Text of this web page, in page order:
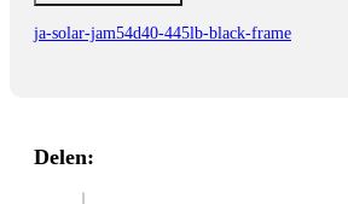
ja-solar-jam54d40-445lb-black-frame
Delen: